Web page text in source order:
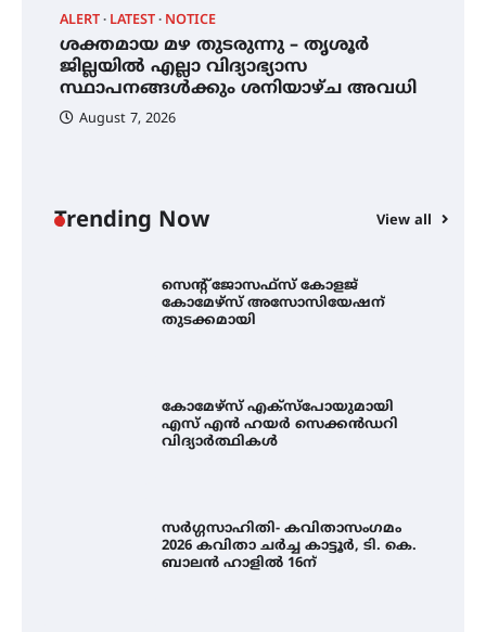
ALERT LATEST NOTICE
ശക്തമായ മഴ തുടരുന്നു – തൃശൂർ
ജില്ലയിൽ എല്ലാ വിദ്യാഭ്യാസ
സ്ഥാപനങ്ങൾക്കും ശനിയാഴ്ച അവധി
August 7, 2026
Trending Now View all
എം.ജി. യൂണിവേഴ്‌സിറ്റിയിൽ നിന്ന്
ഇംഗ്ളീഷ് സാഹിത്യത്തിൽ
ഡോക്ടറേറ്റ് നേടിയ എൻ. ആര്യ
വെള്ളിയാഴ്ച സ്‌ക്രീൻ ചെയ്യുന്നു
സെന്റ് ജോസഫ്സ് കോളജ്
കോമേഴ്‌സ് അസോസിയേഷന്
തുടക്കമായി
കോമേഴ്സ് എക്സ്പോയുമായി
എസ് എൻ ഹയർ സെക്കൻഡറി
വിദ്യാർത്ഥികൾ
സർഗ്ഗസാഹിതി- കവിതാസംഗമം
2026 കവിതാ ചർച്ച കാട്ടൂർ, ടി. കെ.
ബാലൻ ഹാളിൽ 16ന്